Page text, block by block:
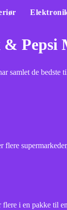
Pepsi
samlet de
i en pakke til